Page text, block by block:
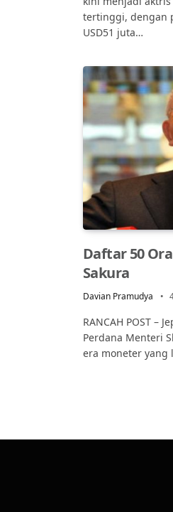
tertinggi, dengan
USD51 juta…
Daftar 50
Sakura
Davian Pramudya
RANCAH POST –
Perdana Menteri
era moneter yang